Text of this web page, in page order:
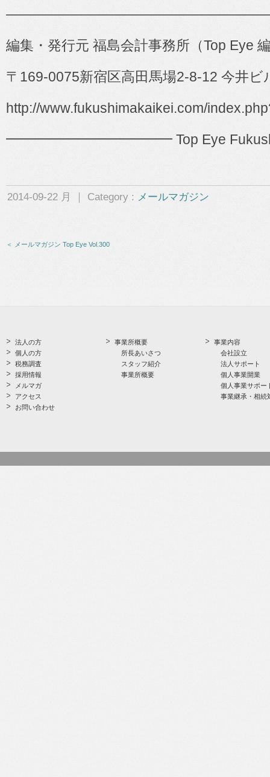
編集・発行元 福島会計事務所（Top Eye
〒 169-0075新宿区高田馬場2-8-12 今井ビ
http://www.fukushimakaikei.com/
━━━━━━━━━━━━ Top Eye
2014-09-22 月 ｜ Category : メールマガジン
＜ メールマガジン Top Eye Vol.300
法人の方
個人の方
税務調査
採用情報
メルマガ
アクセス
お問い合わせ
事業所概要
所長あいさつ
スタッフ紹介
事業所概要
事業内容
会社設立
法人サポート
個人事業開業
個人事業サポー
事業継承・相続